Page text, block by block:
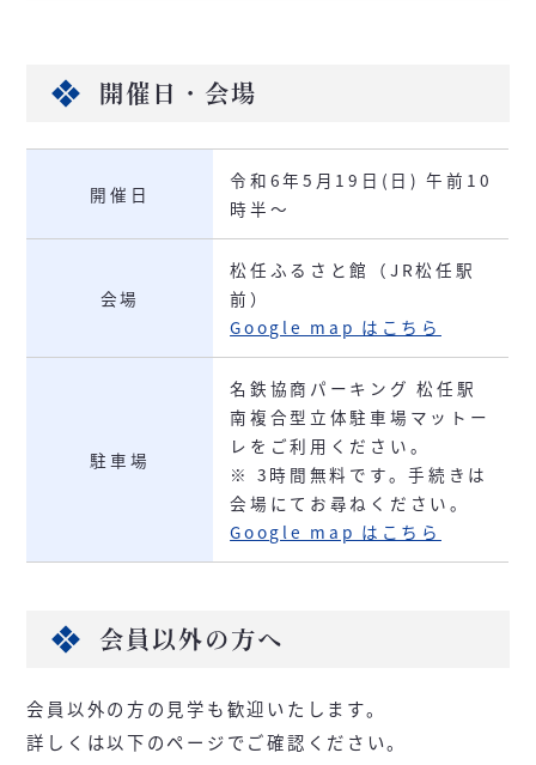
開催日・会場
開催日
令和6年5月19日(日) 午前10
時半～
会場
松任ふるさと館（JR松任駅
前）
Google map はこちら
駐車場
名鉄協商パーキング 松任駅
南複合型立体駐車場マットー
レをご利用ください。
※ 3時間無料です。手続きは
会場にてお尋ねください。
Google map はこちら
会員以外の方へ
会員以外の方の見学も歓迎いたします。
詳しくは以下のページでご確認ください。